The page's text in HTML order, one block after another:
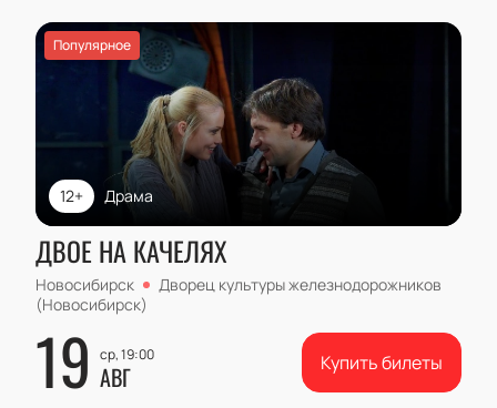
Популярное
Драма
12+
ДВОЕ НА КАЧЕЛЯХ
Новосибирск
Дворец культуры железнодорожников
(Новосибирск)
19 ср, 19:00
АВГ Купить билеты